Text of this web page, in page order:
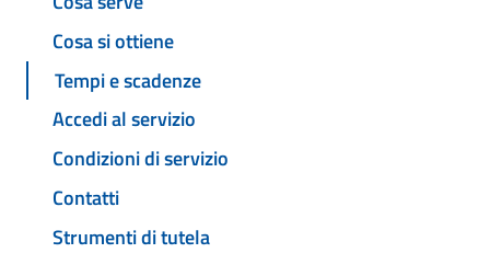
Cosa si ottiene
Tempi e scadenze
Accedi al servizio
Condizioni di servizio
Contatti
Strumenti di tutela